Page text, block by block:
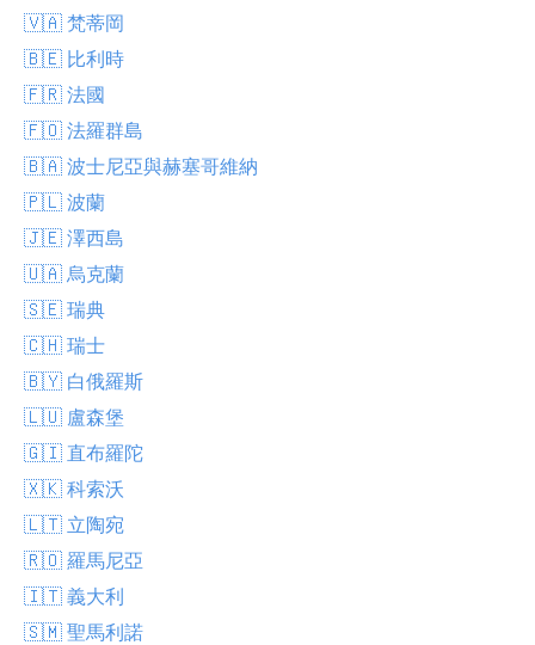
🇻🇦 梵蒂岡
🇧🇪 比利時
🇫🇷 法國
🇫🇴 法羅群島
🇧🇦 波士尼亞與赫塞哥維納
🇵🇱 波蘭
🇯🇪 澤西島
🇺🇦 烏克蘭
🇸🇪 瑞典
🇨🇭 瑞士
🇧🇾 白俄羅斯
🇱🇺 盧森堡
🇬🇮 直布羅陀
🇽🇰 科索沃
🇱🇹 立陶宛
🇷🇴 羅馬尼亞
🇮🇹 義大利
🇸🇲 聖馬利諾